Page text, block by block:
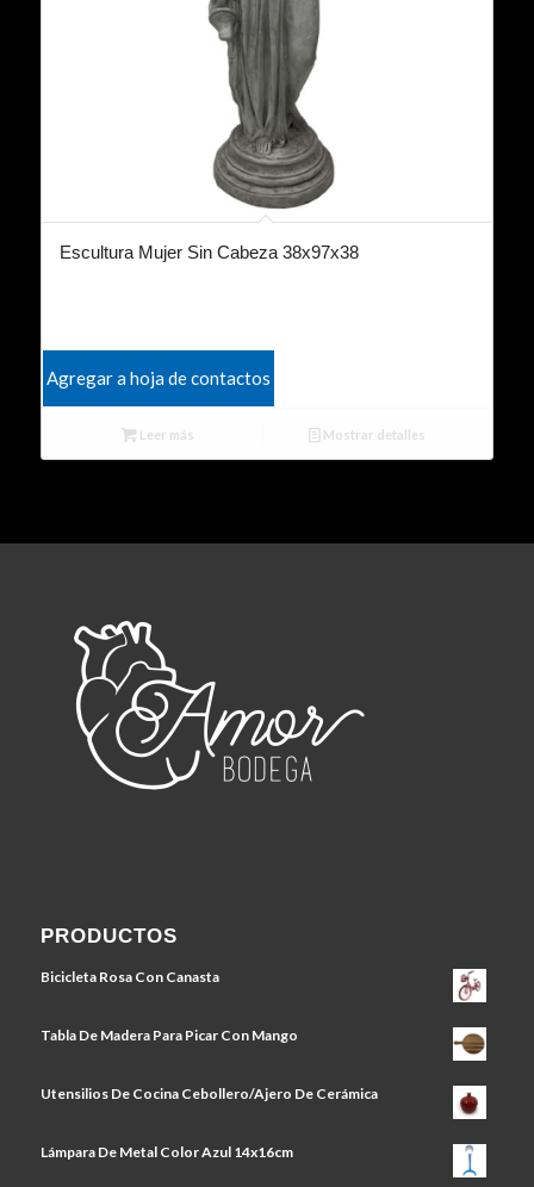
Escultura Mujer Sin Cabeza 38x97x38
Agregar a hoja de contactos
Leer más Mostrar detalles
PRODUCTOS
Bicicleta Rosa Con Canasta
Tabla De Madera Para Picar Con Mango
Utensilios De Cocina Cebollero/Ajero De Cerámica
Lámpara De Metal Color Azul 14x16cm